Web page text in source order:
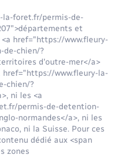
la-foret.fr/permis-de-
et
href="https://www.fleury-
de-chien/?
d'outre-mer</a>
href="https://www.fleury-la-
chien/?
ni les <a
permis-de-detention-
normandes</a>, ni les
ni la Suisse. Pour ces
dédié aux <span
zones